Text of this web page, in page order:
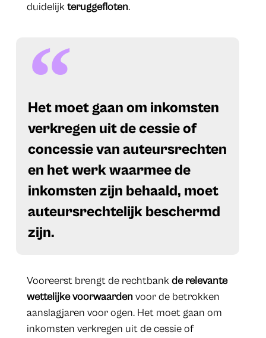
duidelijkteruggefloten.
​Het moet gaan om inkomsten
verkregen uit de cessie of
concessie van auteursrechten
en het werk waarmee de
inkomsten zijn behaald, moet
auteursrechtelijk beschermd
zijn.
Vooreerst brengt de rechtbankde relevante
wettelijke voorwaarden voor de betrokken
aanslagjaren voor ogen. Het moet gaan om
inkomsten verkregen uit de cessie of